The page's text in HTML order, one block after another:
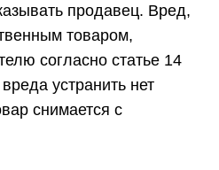
продавец. Вред,
товаром,
согласно статье 14
устранить нет
снимается с